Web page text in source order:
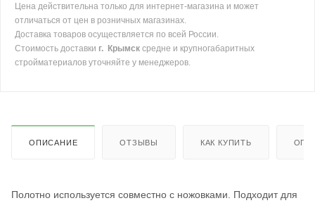
Цена действительна только для интернет-магазина и может
отличаться от цен в розничных магазинах.
Доставка товаров осуществляется по всей России.
Стоимость доставки г. Крымск средне и крупногабаритных
стройматериалов уточняйте у менеджеров.
ОПИСАНИЕ ОТЗЫВЫ КАК КУПИТЬ
Полотно используется совместно с ножовками. Подходит для